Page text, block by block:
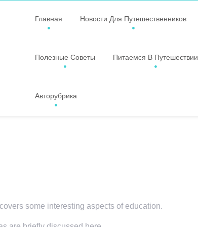
Главная Новости Для Путешественников
Полезные Советы Питаемся В Путешествии
Авторубрика
some interesting aspects of education.